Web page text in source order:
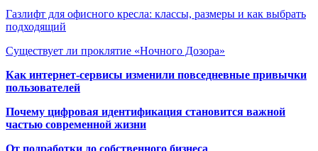
Газлифт для офисного кресла: классы, размеры и как выбрать
подходящий
Существует ли проклятие «Ночного Дозора»
Как интернет-сервисы изменили повседневные привычки
пользователей
Почему цифровая идентификация становится важной
частью современной жизни